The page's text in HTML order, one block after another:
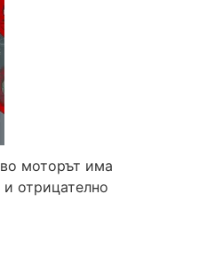
моторът има
отрицателно